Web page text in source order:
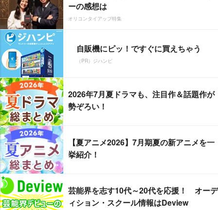
ーの感想は
オリコンタイアップ特集
自販機にピッ！ですぐに買えちゃう
（PR）ジハンピ
2026年7月夏ドラマも、注目作＆話題作が
勢ぞろい！
【夏アニメ2026】7月期夏の新アニメを一
挙紹介！
芸能界を志す10代～20代を応援！ オーデ
ィション・スクール情報はDeview